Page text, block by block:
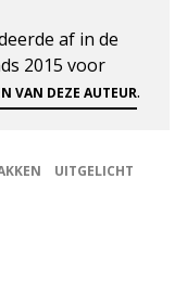
af in de
2015 voor
VAN DEZE AUTEUR.
UITGELICHT